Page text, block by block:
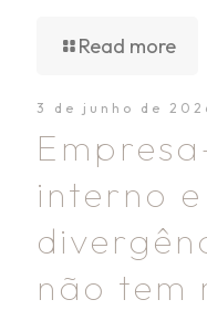
Read more
3 de junho de
interno e
não tem